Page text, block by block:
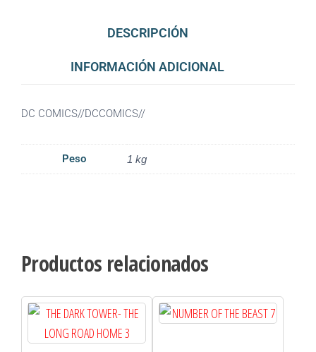
DESCRIPCIÓN
INFORMACIÓN ADICIONAL
DC COMICS//DCCOMICS//
Peso 1 kg
Productos relacionados